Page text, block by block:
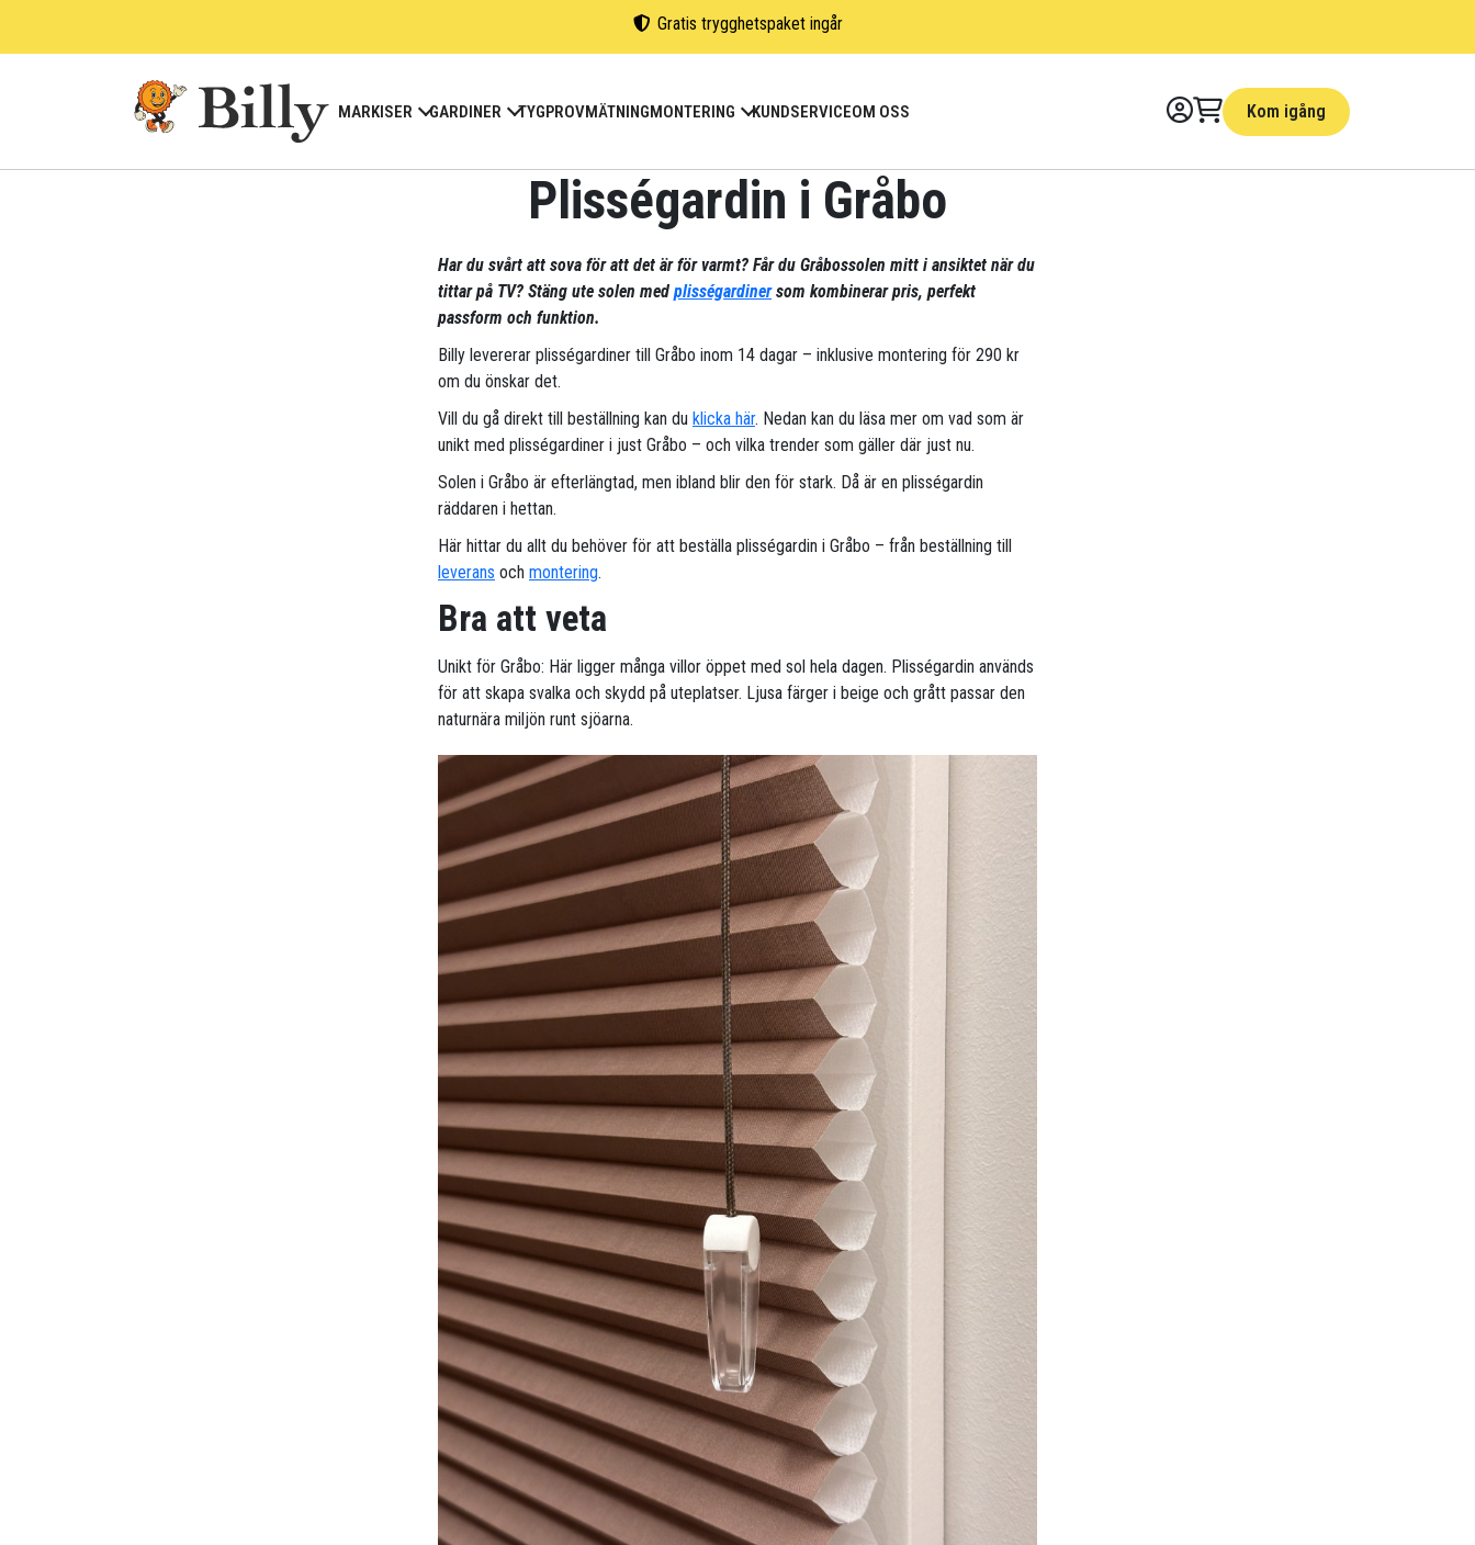
Gratis trygghetspaket ingår
MARKISER GARDINER TYGPROVMÄTNINGMONTERING KUNDSERVICEOM OSS Kom igång
Plisségardin i Gråbo
Har du svårt att sova för att det är för varmt? Får du Gråbossolen mitt i ansiktet när du
tittar på TV? Stäng ute solen med plisségardinersom kombinerar pris, perfekt
passform och funktion.
Billy levererar plisségardiner till Gråbo inom 14 dagar – inklusive montering för 290 kr
om du önskar det.
Vill du gå direkt till beställning kan du klicka här. Nedan kan du läsa mer om vad som är
unikt med plisségardiner i just Gråbo – och vilka trender som gäller där just nu.
Solen i Gråbo är efterlängtad, men ibland blir den för stark. Då är en plisségardin
räddaren i hettan.
Här hittar du allt du behöver för att beställa plisségardin i Gråbo – från beställning till
leverans och montering.
Bra att veta
Unikt för Gråbo: Här ligger många villor öppet med sol hela dagen. Plisségardin används
för att skapa svalka och skydd på uteplatser. Ljusa färger i beige och grått passar den
naturnära miljön runt sjöarna.